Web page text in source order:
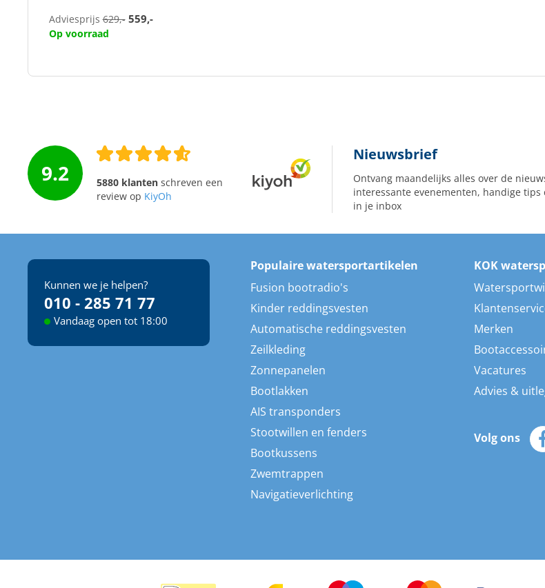
Adviesprijs629,- 559,-
Op voorraad
9.2 5880 klantenschreven een
review op KiyOh
Nieuwsbrief
Ontvang maandelijks alles over de
interessante evenementen, handige
in je inbox
Kunnen we je helpen?
010 - 285 71 77
Vandaag open tot 18:00
Populaire watersportartikelen
Fusion bootradio's
Kinder reddingsvesten
Automatische reddingsvesten
Zeilkleding
Zonnepanelen
Bootlakken
AIS transponders
Stootwillen en fenders
Bootkussens
Zwemtrappen
Navigatieverlichting
KOK
Merken
Vacatures
Advies &
Volg ons